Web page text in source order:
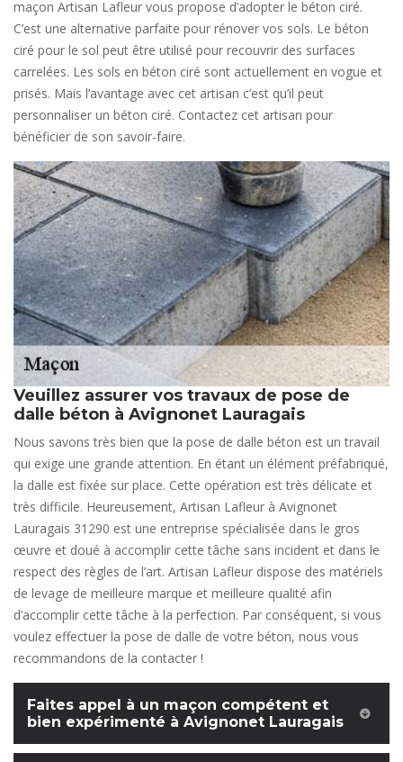
maçon Artisan Lafleur vous propose d’adopter le béton ciré.
C’est une alternative parfaite pour rénover vos sols. Le béton
ciré pour le sol peut être utilisé pour recouvrir des surfaces
carrelées. Les sols en béton ciré sont actuellement en vogue et
prisés. Mais l’avantage avec cet artisan c’est qu’il peut
personnaliser un béton ciré. Contactez cet artisan pour
bénéficier de son savoir-faire.
Veuillez assurer vos travaux de pose de
dalle béton à Avignonet Lauragais
Nous savons très bien que la pose de dalle béton est un travail
qui exige une grande attention. En étant un élément préfabriqué,
la dalle est fixée sur place. Cette opération est très délicate et
très difficile. Heureusement, Artisan Lafleur à Avignonet
Lauragais 31290 est une entreprise spécialisée dans le gros
œuvre et doué à accomplir cette tâche sans incident et dans le
respect des règles de l’art. Artisan Lafleur dispose des matériels
de levage de meilleure marque et meilleure qualité afin
d’accomplir cette tâche à la perfection. Par conséquent, si vous
voulez effectuer la pose de dalle de votre béton, nous vous
recommandons de la contacter !
Faites appel à un maçon compétent et
bien expérimenté à Avignonet Lauragais